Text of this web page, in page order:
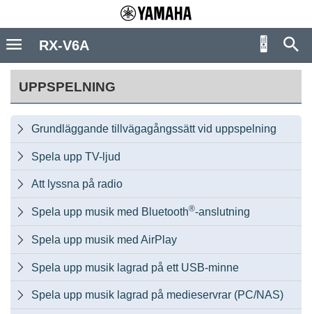
UPPSPELNING
 Grundläggande tillvägagångssätt vid uppspelning
 Spela upp TV-ljud
 Att lyssna på radio
 Spela upp musik med Bluetooth®-anslutning
 Spela upp musik med AirPlay
 Spela upp musik lagrad på ett USB-minne
 Spela upp musik lagrad på medieservrar (PC/NAS)
RX-V6A